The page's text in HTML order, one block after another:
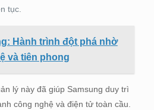
tục.
Hành trình đột phá nhờ
và tiên phong
lý này đã giúp Samsung duy trì
công nghệ và điện tử toàn cầu.